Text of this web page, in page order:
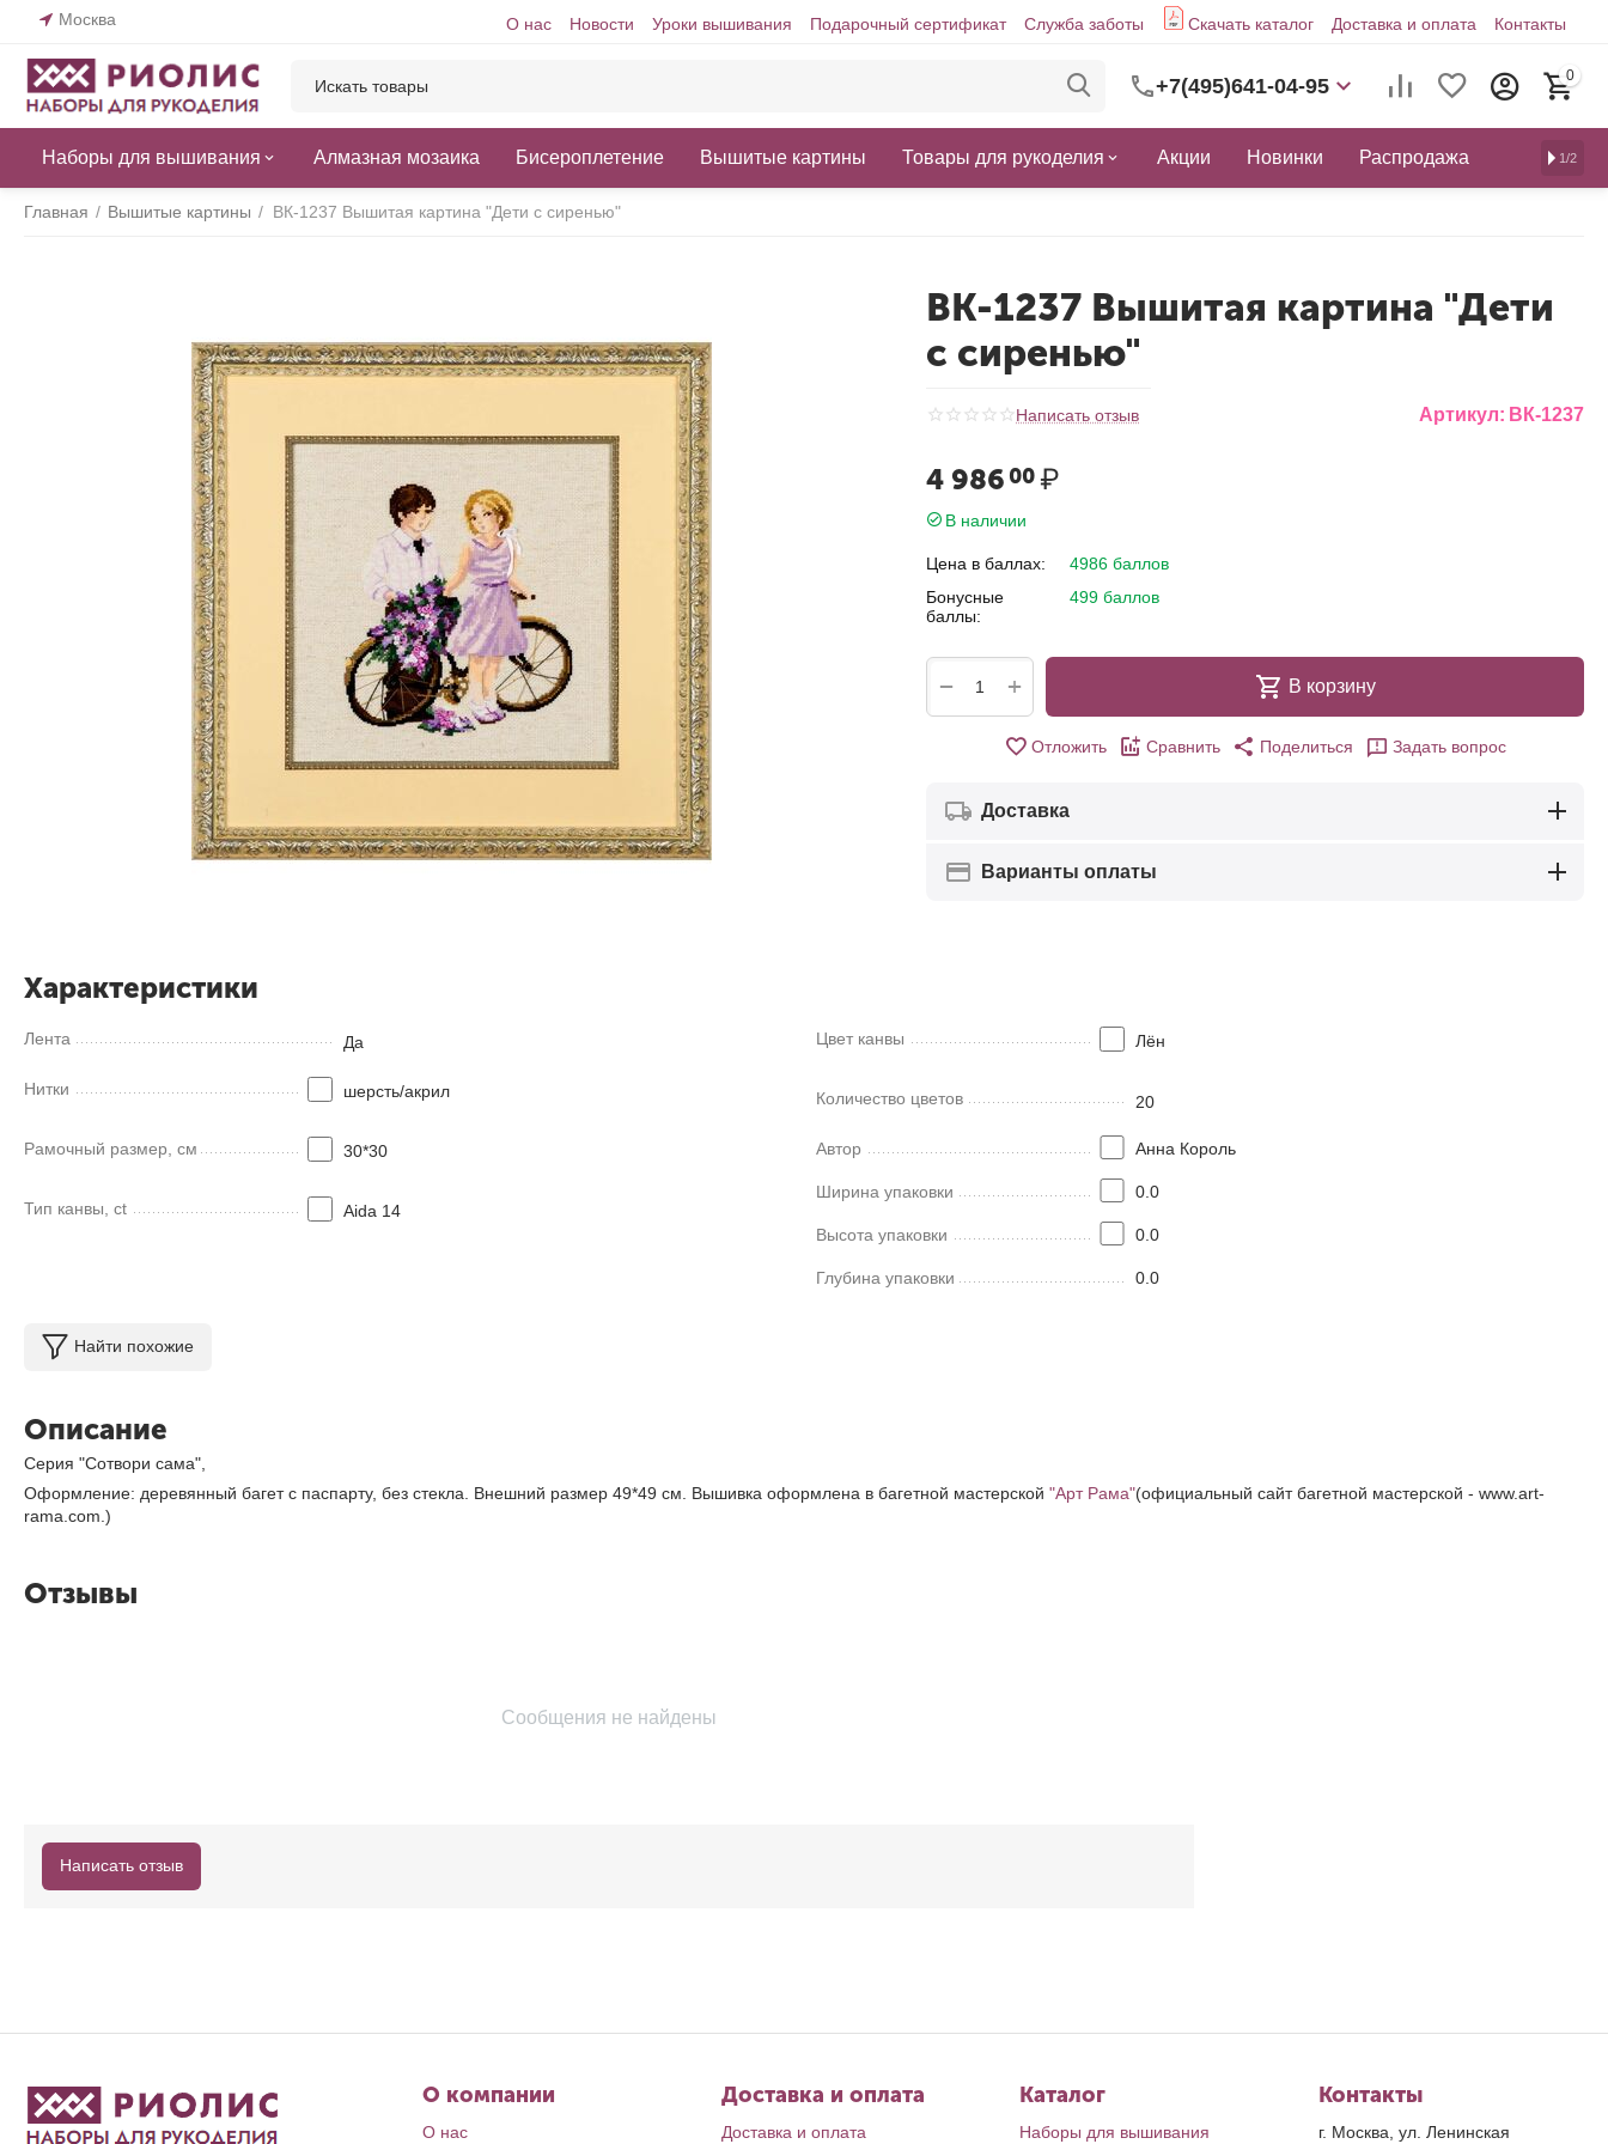
Москва О нас Новости Уроки вышивания Подарочный сертификат Служба заботы Скачать каталог Доставка и оплата Контакты
+7(495)641-04-95 0
Наборы для вышивания Алмазная мозаика Бисероплетение Вышитые картины Товары для рукоделия Акции Новинки Распродажа 1/2
Главная / Вышитые картины / ВК-1237 Вышитая картина "Дети с сиренью"
ВК-1237 Вышитая картина "Дети
с сиренью"
Написать отзыв Артикул: ВК-1237
4 986 00₽
В наличии
Цена в баллах:
4986 баллов
Бонусные
баллы:
499 баллов
+
− В корзину
Отложить Сравнить Поделиться Задать вопрос
Доставка
Варианты оплаты
Характеристики
Лента Да
Нитки шерсть/акрил
Рамочный размер, см 30*30
Тип канвы, ct Aida 14
Цвет канвы Лён
Количество цветов 20
Автор Анна Король
Ширина упаковки 0.0
Высота упаковки 0.0
Глубина упаковки 0.0
Найти похожие
Описание
Серия "Сотвори сама",
Оформление: деревянный багет с паспарту, без стекла. Внешний размер 49*49 см. Вышивка оформлена в багетной мастерской "Арт Рама"(официальный сайт багетной мастерской - www.art-
rama.com.)
Отзывы
Сообщения не найдены
Написать отзыв
О компании
О нас
Доставка и оплата
Доставка и оплата
Каталог
Наборы для вышивания
Контакты
г. Москва, ул. Ленинская